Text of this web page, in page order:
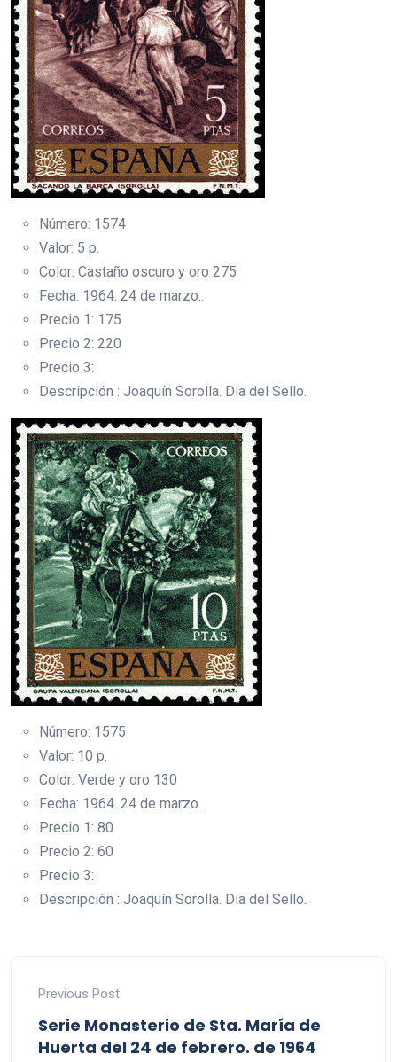
Número: 1574
Valor: 5 p.
Color: Castaño oscuro y oro 275
Fecha: 1964. 24 de marzo..
Precio 1: 175
Precio 2: 220
Precio 3:
Descripción : Joaquín Sorolla. Dia del Sello.
Número: 1575
Valor: 10 p.
Color: Verde y oro 130
Fecha: 1964. 24 de marzo..
Precio 1: 80
Precio 2: 60
Precio 3:
Descripción : Joaquín Sorolla. Dia del Sello.
Previous Post
Serie Monasterio de Sta. María de
Huerta del 24 de febrero. de 1964